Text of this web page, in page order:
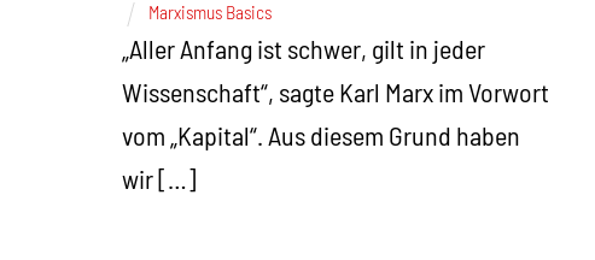
Marxismus Basics
„Aller Anfang ist schwer, gilt in jeder
Wissenschaft“, sagte Karl Marx im Vorwort
vom „Kapital“. Aus diesem Grund haben
wir […]